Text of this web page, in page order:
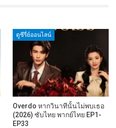
ดูซีรี่ย์ออนไลน์
Overdo หากวินาทีนั้นไม่พบเธอ
(2026) ซับไทย พากย์ไทย EP1-
EP33